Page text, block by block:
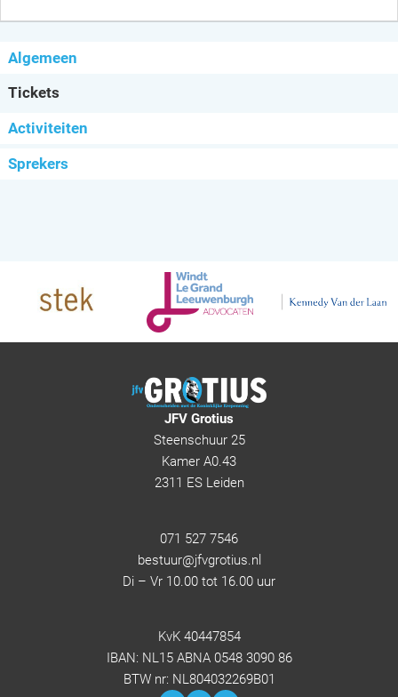
Algemeen
Tickets
Activiteiten
Sprekers
JFV Grotius
Steenschuur 25
Kamer A0.43
2311 ES Leiden
071 527 7546
bestuur@jfvgrotius.nl
Di – Vr 10.00 tot 16.00 uur
KvK 40447854
IBAN: NL15 ABNA 0548 3090 86
BTW nr: NL804032269B01